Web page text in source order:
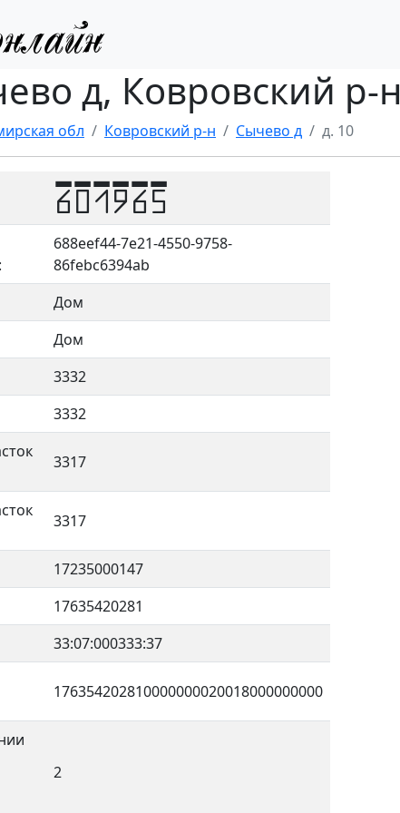
д, Ковровский р-н
обл Ковровский р-н Сычево д д. 10
601965
688eef44-7e21-4550-9758-
86febc6394ab
Дом
Дом
3332
3332
3317
3317
17235000147
17635420281
33:07:000333:37
176354202810000000020018000000000
2